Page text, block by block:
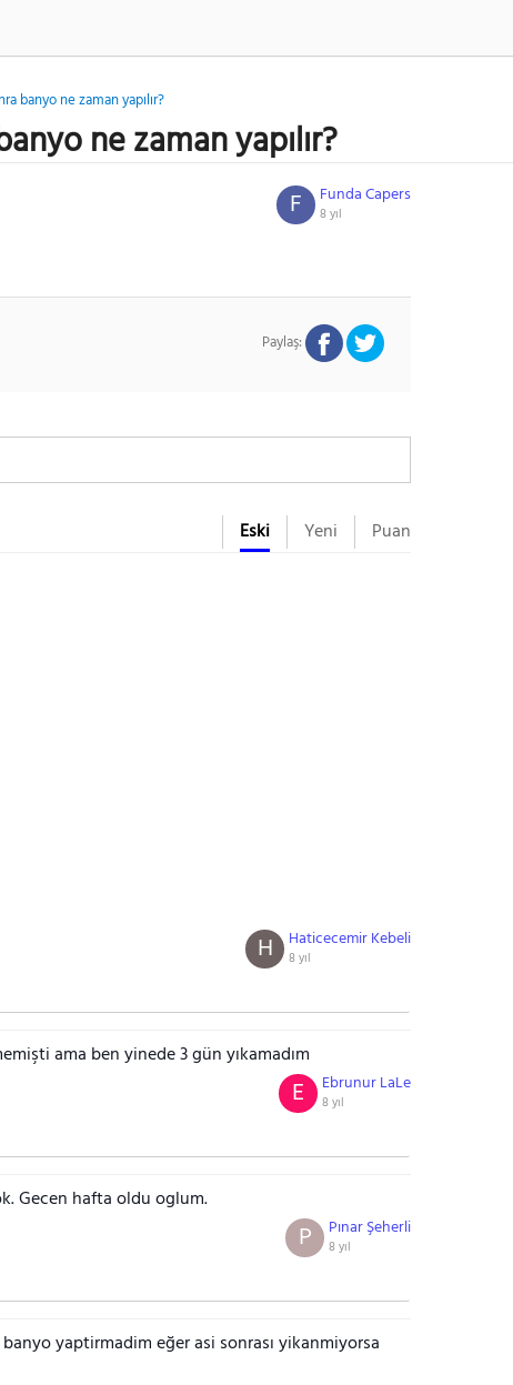
banyo ne zaman yapılır?
ne zaman yapılır?
Funda Capers
8 yıl
F
Paylaş:
Eski Yeni Puan
Haticecemir Kebeli
8 yıl
H
ama ben yinede 3 gün yıkamadım
Ebrunur LaLe
8 yıl
E
Gecen hafta oldu oglum.
Pınar Şeherli
8 yıl
P
yaptirmadim eğer asi sonrası yikanmiyorsa